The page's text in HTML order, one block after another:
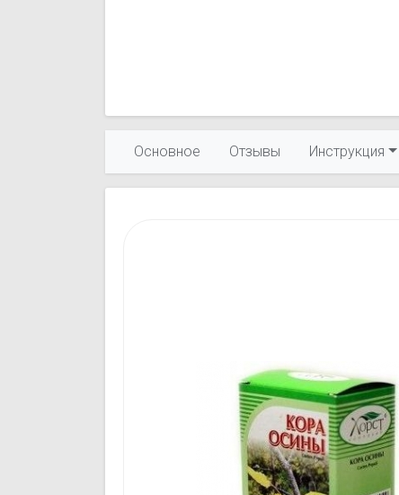
Основное Отзывы Инструкция